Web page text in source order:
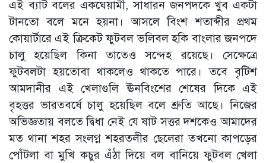
এই ব্যাট বলের একঘেয়ামী, সাধারন জনপদকে খুব একটা
টানতো বলে মনে হয়না। আসলে বিংশ শতাব্দীর প্রথম
কোয়ার্টারে এই ক্রিকেট ফুটবল ভলিবল হকি বাংলার জনপদে
চালু হয়েছিল কিনা তাতেও সন্দেহ রয়েছে। সেক্ষেত্রে
ফুটবলটা হয়তোবা থাকলেও থাকতে পারে। তবে বৃটিশ
আমদানীর এই খেলাগুলি ঊনবিংশের শেষের দিকে এই
বৃহত্তর ভারতবর্ষে চালু হয়েছিল বলে শ্রুতি আছে। নিজের
অভিজ্ঞতায় বলতে দ্বিধা নেই যে ষাট সত্তর দশকেও আমাদের
মত থানা শহর সংলগ্ন শহরতলীর ছেলেরা তখনো কাপড়ের
পোঁটলা বা মুখি কচুর এঁঠা দিয়ে বল বানিয়ে ফুটবল খেলা